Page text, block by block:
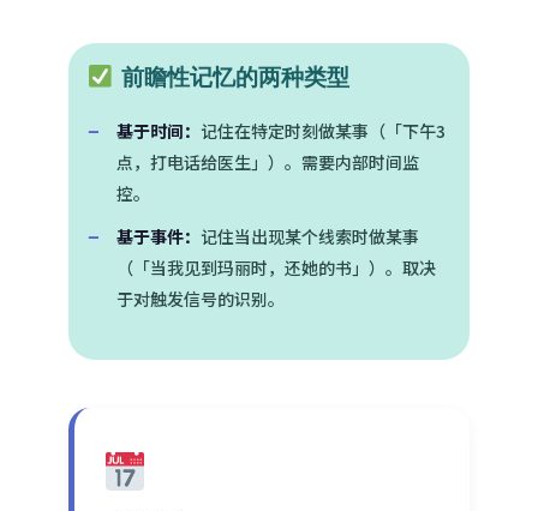
前瞻性记忆的两种类型
基于时间： 记住在特定时刻做某事（「下午3
点，打电话给医生」）。需要内部时间监
控。
基于事件： 记住当出现某个线索时做某事
（「当我见到玛丽时，还她的书」）。取决
于对触发信号的识别。